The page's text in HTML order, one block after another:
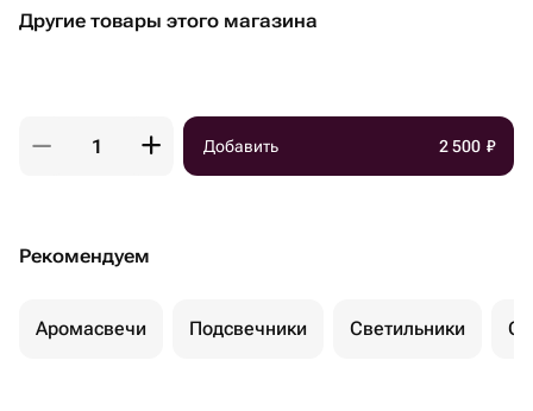
Другие товары этого магазина
Добавить 2 500 ₽
Рекомендуем
Аромасвечи Подсвечники Светильники